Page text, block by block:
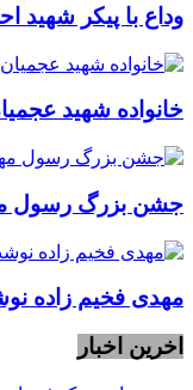
وداع با پیکر شهید
خانواده شهید
جشن بزرگ رسول
مهدی فخیم زاده
اخرین اخبار